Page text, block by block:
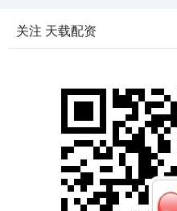
关注 天载配资